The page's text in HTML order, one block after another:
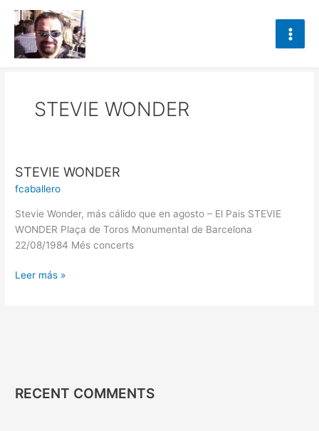
contenido
STEVIE WONDER
STEVIE WONDER
fcaballero
Stevie Wonder, más cálido que en agosto – El Pais STEVIE
WONDER Plaça de Toros Monumental de Barcelona
22/08/1984 Més concerts
STEVIE
WONDER
Leer más »
RECENT COMMENTS